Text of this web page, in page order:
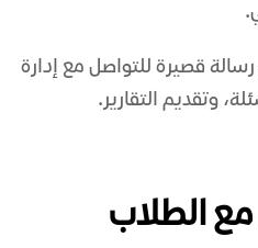
قصيرة للتواصل مع إدارة
وتقديم التقارير.
الطلاب